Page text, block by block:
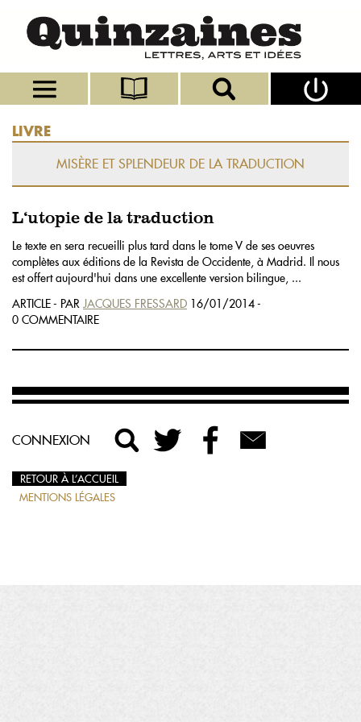
LIVRE
MISÈRE ET SPLENDEUR DE LA TRADUCTION
L‘utopie de la traduction
Le texte en sera recueilli plus tard dans le tome V de ses oeuvres
complètes aux éditions de la Revista de Occidente, à Madrid. Il nous
est offert aujourd'hui dans une excellente version bilingue, ...
ARTICLE - PAR JACQUES FRESSARD 16/01/2014 -
0 COMMENTAIRE
CONNEXION
RETOUR À L’ACCUEIL
MENTIONS LÉGALES